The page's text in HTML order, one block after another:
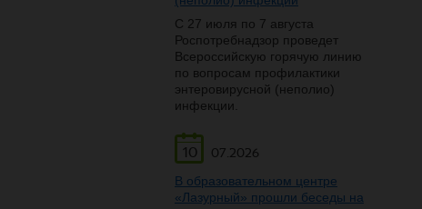
С 27 июля по 7 августа
Роспотребнадзор проведет
Всероссийскую горячую линию
по вопросам профилактики
энтеровирусной (неполио)
инфекции.
10
07.2026
В образовательном центре
«Лазурный» прошли беседы на